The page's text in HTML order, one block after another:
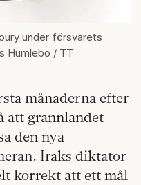
under försvarets
Humlebo / TT
månaderna efter
att grannlandet
den nya
Iraks diktator
korrekt att ett mål